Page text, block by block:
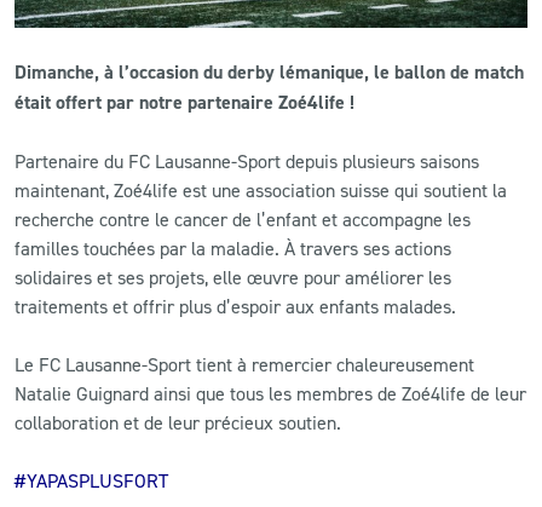
MATCH DES CELEBRITES
PRESSE ET MEDIAS
Dimanche, à l’occasion du derby lémanique, le ballon de match
était offert par notre partenaire Zoé4life !
Partenaire du FC Lausanne-Sport depuis plusieurs saisons
maintenant, Zoé4life est une association suisse qui soutient la
recherche contre le cancer de l’enfant et accompagne les
familles touchées par la maladie. À travers ses actions
solidaires et ses projets, elle œuvre pour améliorer les
traitements et offrir plus d’espoir aux enfants malades.
Le FC Lausanne-Sport tient à remercier chaleureusement
Natalie Guignard ainsi que tous les membres de Zoé4life de leur
collaboration et de leur précieux soutien.
#YAPASPLUSFORT